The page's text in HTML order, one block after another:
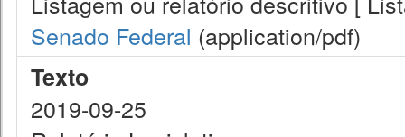
Senado Federal (application/pdf)
Texto
2019-09-25